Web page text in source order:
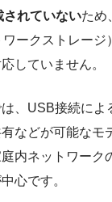
れていないため
ークストレージ
していません。
、USB接続によ
などが可能なモ
内ネットワーク
心です。